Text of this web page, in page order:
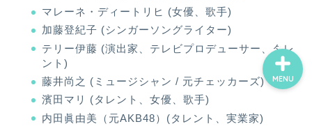
マレーネ・ディートリヒ (女優、歌手)
加藤登紀子 (シンガーソングライター)
テリー伊藤 (演出家、テレビプロデューサー、タレ
ント)
藤井尚之 (ミュージシャン / 元チェッカーズ)
濱田マリ (タレント、女優、歌手)
内田眞由美（元AKB48）(タレント、実業家)
MENU